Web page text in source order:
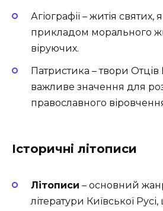
Агіографії – житія святих,
прикладом морального
віруючих.
Патристика – твори
важливе значення для
православного
Історичні літописи
Літописи – основний
літератури Київської